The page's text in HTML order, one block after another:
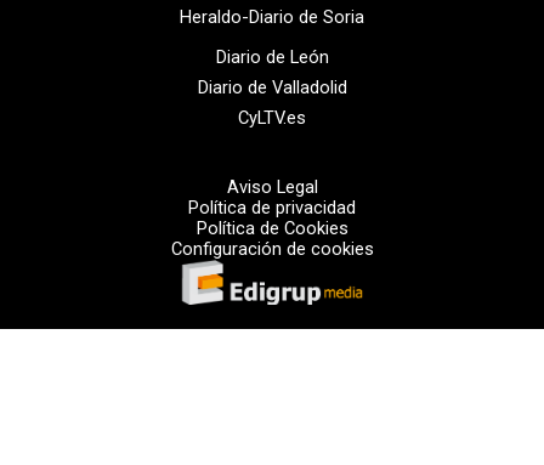
Heraldo-Diario de Soria
Diario de León
Diario de Valladolid
CyLTV.es
Aviso Legal
Política de privacidad
Política de Cookies
Configuración de cookies